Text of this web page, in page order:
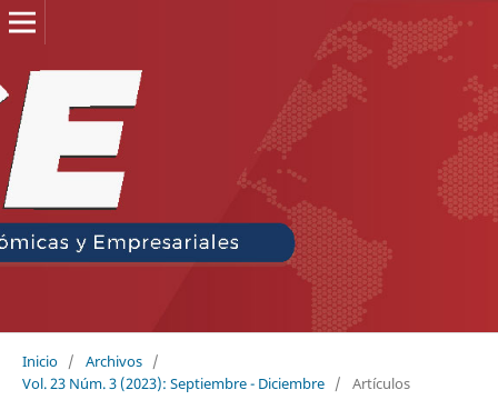
Inicio / Archivos /
Vol. 23 Núm. 3 (2023): Septiembre - Diciembre / Artículos